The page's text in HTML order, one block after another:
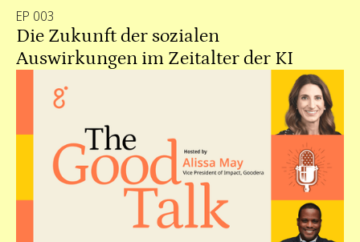
EP 003
Die Zukunft der sozialen
Auswirkungen im Zeitalter der KI